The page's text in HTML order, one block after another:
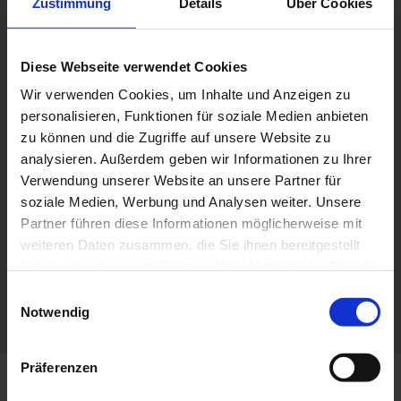
Diese Webseite verwendet Cookies
Wir verwenden Cookies, um Inhalte und Anzeigen zu
personalisieren, Funktionen für soziale Medien anbieten
zu können und die Zugriffe auf unsere Website zu
analysieren. Außerdem geben wir Informationen zu Ihrer
Verwendung unserer Website an unsere Partner für
soziale Medien, Werbung und Analysen weiter. Unsere
Partner führen diese Informationen möglicherweise mit
weiteren Daten zusammen, die Sie ihnen bereitgestellt
Notwendig
Präferenzen
Alle Marken
Bitte Standort wählen
TERMIN VEREINBAREN